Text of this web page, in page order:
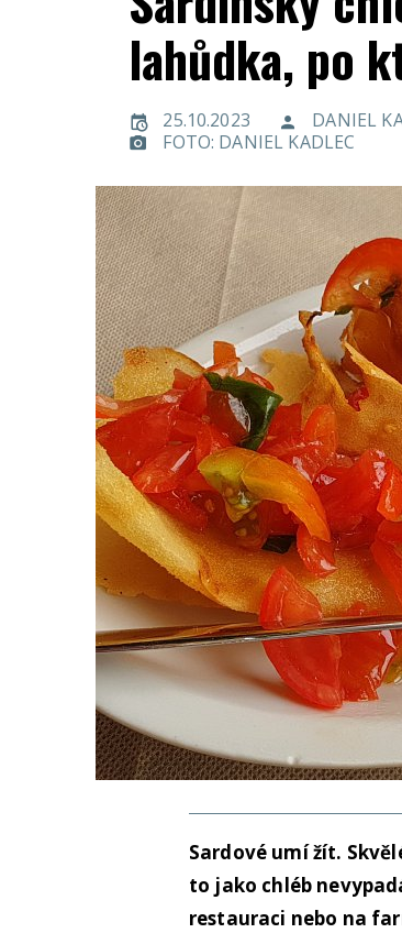
lahůdka, po
25.10.2023 DANIEL
FOTO: DANIEL KADLEC
Sardové umí žít.
to jako chléb
restauraci nebo na